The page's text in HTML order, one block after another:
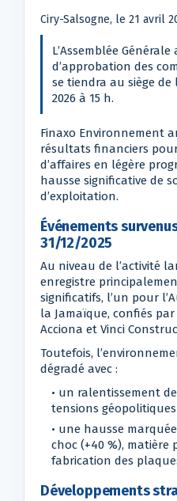
Ciry-Salsogne, le 21 avril
L’Assemblée
d’approbation des
se tiendra au siège de
2026 à 15 h.
Finaxo Environnement
résultats financiers
d’affaires en légère
hausse significative de
d’exploitation.
Événements
31/12/2025
Au niveau de l’activité
enregistre
significatifs, l’un pour
la Jamaïque, confiés
Acciona et Vinci
Toutefois,
dégradé avec :
• un ralentissement
tensions
• une hausse
choc (+40 %), matière
fabrication des
Développements